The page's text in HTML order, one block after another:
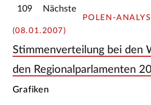
109 Nächste
POLEN-
(08.01.2007)
Stimmenverteilung bei den
den Regionalparlamenten
Grafiken